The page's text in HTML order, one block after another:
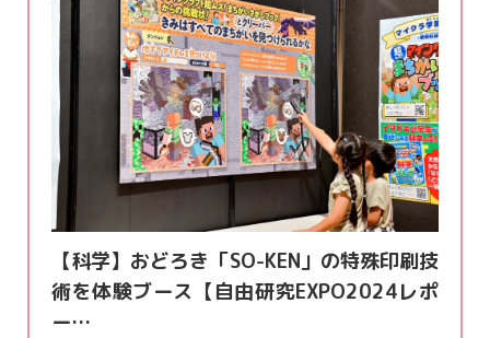
【科学】おどろき「SO-KEN」の特殊印刷技
術を体験ブース【自由研究EXPO2024レポ
ー…